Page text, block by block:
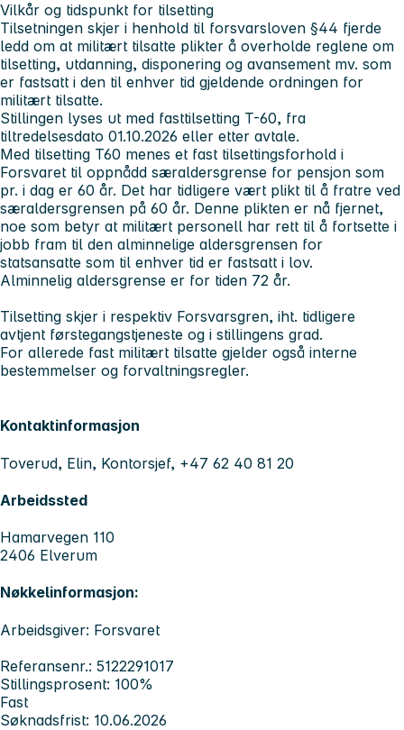
Vilkår og tidspunkt for tilsetting
Tilsetningen skjer i henhold til forsvarsloven §44 fjerde
ledd om at militært tilsatte plikter å overholde reglene om
tilsetting, utdanning, disponering og avansement mv. som
er fastsatt i den til enhver tid gjeldende ordningen for
militært tilsatte.
Stillingen lyses ut med fasttilsetting T-60, fra
tiltredelsesdato 01.10.2026 eller etter avtale.
Med tilsetting T60 menes et fast tilsettingsforhold i
Forsvaret til oppnådd særaldersgrense for pensjon som
pr. i dag er 60 år. Det har tidligere vært plikt til å fratre ved
særaldersgrensen på 60 år. Denne plikten er nå fjernet,
noe som betyr at militært personell har rett til å fortsette i
jobb fram til den alminnelige aldersgrensen for
statsansatte som til enhver tid er fastsatt i lov.
Alminnelig aldersgrense er for tiden 72 år.
Tilsetting skjer i respektiv Forsvarsgren, iht. tidligere
avtjent førstegangstjeneste og i stillingens grad.
For allerede fast militært tilsatte gjelder også interne
bestemmelser og forvaltningsregler.
Kontaktinformasjon
Toverud, Elin, Kontorsjef, +47 62 40 81 20
Arbeidssted
Hamarvegen 110
2406 Elverum
Nøkkelinformasjon:
Arbeidsgiver: Forsvaret
Referansenr.: 5122291017
Stillingsprosent: 100%
Fast
Søknadsfrist: 10.06.2026